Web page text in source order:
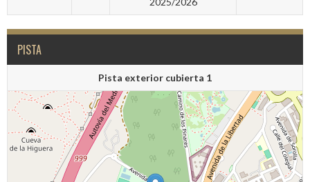
PISTA
Pista exterior cubierta 1